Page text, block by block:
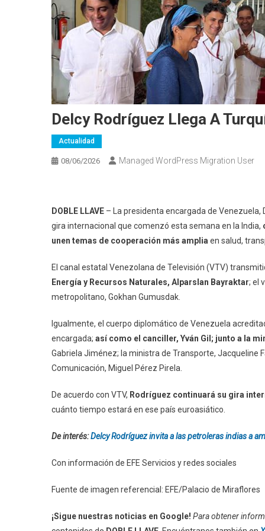
Delcy Rodríguez Llega A
Actualidad
08/06/2026 Managed WordPress Migration User
DOBLE LLAVE – La presidenta encargada de
gira internacional que comenzó esta semana en la India,
unen temas de cooperación más amplia en salud,
El canal estatal Venezolana de Televisión (VTV)
Energía y Recursos Naturales, Alparslan Bayraktar; el
metropolitano, Gokhan Gumusdak.
Igualmente, el cuerpo diplomático de Venezuela
encargada; así como el canciller, Yván Gil; junto a la
Gabriela Jiménez; la ministra de Transporte, Jacqueline
Comunicación, Miguel Pérez Pirela.
De acuerdo con VTV, Rodríguez continuará su gira
cuánto tiempo estará en ese país euroasiático.
De interés:Delcy Rodríguez invita a las petroleras indias a
Con información de EFE Servicios y redes sociales
Fuente de imagen referencial: EFE/Palacio de Miraflores
¡Sigue nuestras noticias en Google! Para obtener